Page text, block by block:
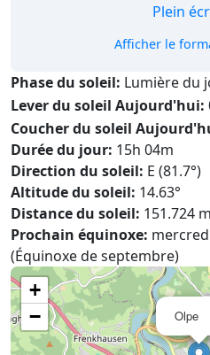
Plein
Afficher le
Phase du soleil: Lumière du
Lever du soleil Aujourd'hui:
Coucher du soleil
Durée du jour: 15h 04m
Direction du soleil: E (81.7°)
Altitude du soleil: 14.63°
Distance du soleil: 151.724
Prochain équinoxe:
(Équinoxe de septembre)
Olpe
+
−